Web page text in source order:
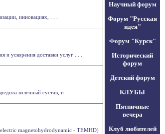
инновациях, . . .
ускорения доставки услуг . . .
коленный сустав, и . . .
magnetohydrodynamic - TEMHD)
Научный форум
Форум "Русская
идея"
Форум "Курск"
Исторический
форум
Детский форум
КЛУБЫ
Пятничные
вечера
Клуб любителей